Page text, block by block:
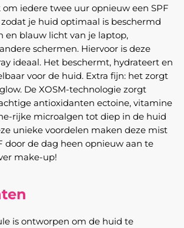
iedere twee uur opnieuw een SPF
je huid optimaal is beschermd
en blauw licht van je laptop,
schermen. Hiervoor is deze
ideaal. Het beschermt, hydrateert en
voor de huid. Extra fijn: het zorgt
De XOSM-technologie zorgt
antioxidanten ectoine, vitamine
rijke microalgen tot diep in de huid
unieke voordelen maken deze mist
door de dag heen opnieuw aan te
make-up!
is ontworpen om de huid te